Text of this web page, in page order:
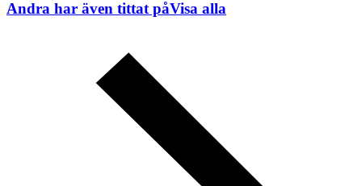
Andra har även tittat påVisa alla